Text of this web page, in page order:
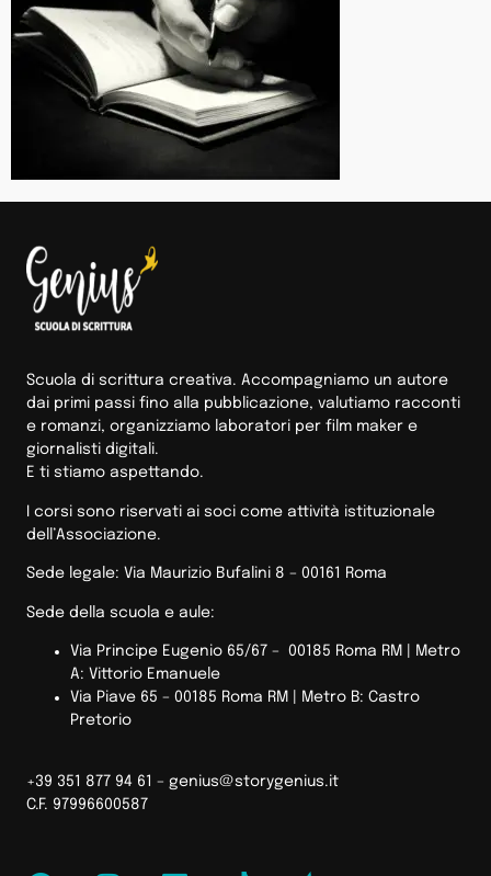
Scuola di scrittura creativa. Accompagniamo un autore
dai primi passi fino alla pubblicazione, valutiamo racconti
e romanzi, organizziamo laboratori per film maker e
giornalisti digitali.
E ti stiamo aspettando.
I corsi sono riservati ai soci come attività istituzionale
dell’Associazione.
Sede legale: Via Maurizio Bufalini 8 – 00161 Roma
Sede della scuola e aule:
Via Principe Eugenio 65/67 – 00185 Roma RM |
Metro
A: Vittorio Emanuele
Via Piave 65 – 00185 Roma RM | Metro B: Castro
Pretorio
+39 351 877 94 61 – genius@storygenius.it
C.F. 97996600587